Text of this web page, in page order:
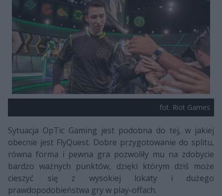
fot. Riot Games
Sytuacja OpTic Gaming jest podobna do tej, w jakiej
obecnie jest FlyQuest. Dobre przygotowanie do splitu,
równa forma i pewna gra pozwoliły mu na zdobycie
bardzo ważnych punktów, dzięki którym dziś może
cieszyć się z wysokiej lokaty i dużego
prawdopodobieństwa gry w play-offach.